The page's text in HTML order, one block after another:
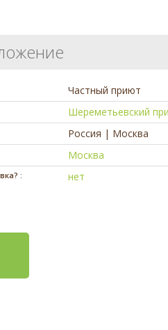
Частный приют
Шереметьевский
Россия | Москва
Москва
: нет